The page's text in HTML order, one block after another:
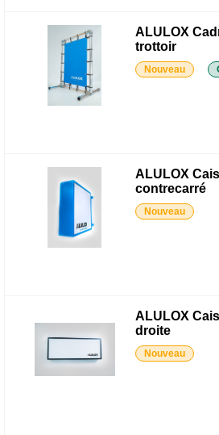
ALULOX
trottoir
Nouveau
ALULOX
contrecarré
Nouveau
ALULOX
droite
Nouveau